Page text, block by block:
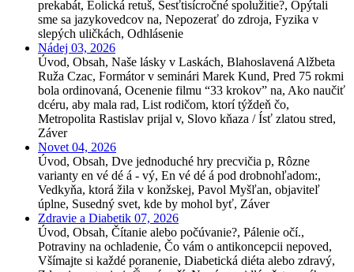
prekabát, Eolická retuš, Šesťtisícročné spolužitie?, Opýtali
sme sa jazykovedcov na, Nepozerať do zdroja, Fyzika v
slepých uličkách, Odhlásenie
Nádej 03, 2026
Úvod, Obsah, Naše lásky v Laskách, Blahoslavená Alžbeta
Ruža Czac, Formátor v seminári Marek Kund, Pred 75 rokmi
bola ordinovaná, Ocenenie filmu “33 krokov” na, Ako naučiť
dcéru, aby mala rad, List rodičom, ktorí týždeň čo,
Metropolita Rastislav prijal v, Slovo kňaza / Ísť zlatou stred,
Záver
Novet 04, 2026
Úvod, Obsah, Dve jednoduché hry precvičia p, Rôzne
varianty en vé dé á - vý, En vé dé á pod drobnohľadom:,
Vedkyňa, ktorá žila v konžskej, Pavol Myšľan, objaviteľ
úplne, Susedný svet, kde by mohol byť, Záver
Zdravie a Diabetik 07, 2026
Úvod, Obsah, Čítanie alebo počúvanie?, Pálenie očí.,
Potraviny na ochladenie, Čo vám o antikoncepcii nepoved,
Všímajte si každé poranenie, Diabetická diéta alebo zdravý,